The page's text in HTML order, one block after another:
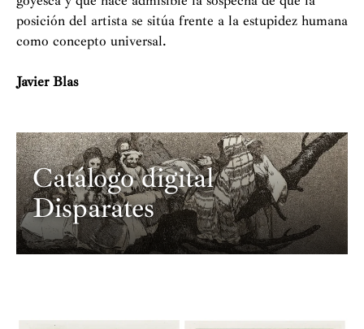
posición del artista se sitúa frente a la estupidez humana
como concepto universal.
Javier Blas
Catálogo digital
Disparates